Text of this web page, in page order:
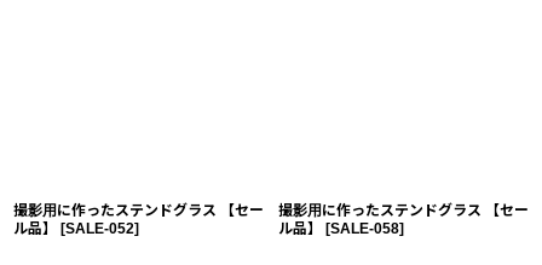
撮影用に作ったステンドグラス 【セー
ル品】
[SALE-052]
撮影用に作ったステンドグラス 【セー
ル品】
[SALE-058]